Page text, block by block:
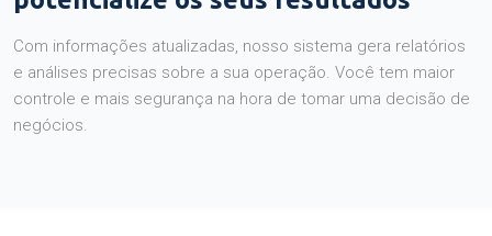
Com informações atualizadas, nosso sistema gera relatórios
e análises precisas sobre a sua operação. Você tem maior
controle e mais segurança na hora de tomar uma decisão de
negócios.